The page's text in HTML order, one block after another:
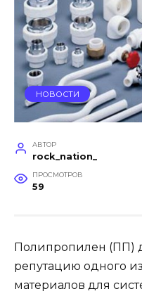
НОВОСТИ
АВТОР
rock_nation_
ПРОСМОТРОВ
59
Полипропилен (ПП)
репутацию одного
материалов для